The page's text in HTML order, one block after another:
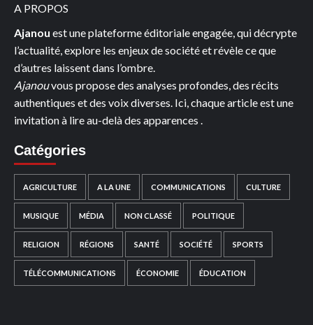
A PROPOS
Ajanou est une plateforme éditoriale engagée, qui décrypte
l’actualité, explore les enjeux de société et révèle ce que
d’autres laissent dans l’ombre.
Ajanouvous propose des analyses profondes, des récits
authentiques et des voix diverses. Ici, chaque article est une
invitation à lire au-delà des apparences .
Catégories
AGRICULTURE A LA UNE COMMUNICATIONS CULTURE
MUSIQUE MÉDIA NON CLASSÉ POLITIQUE
RELIGION RÉGIONS SANTÉ SOCIÉTÉ SPORTS
TÉLÉCOMMUNICATIONS ÉCONOMIE ÉDUCATION